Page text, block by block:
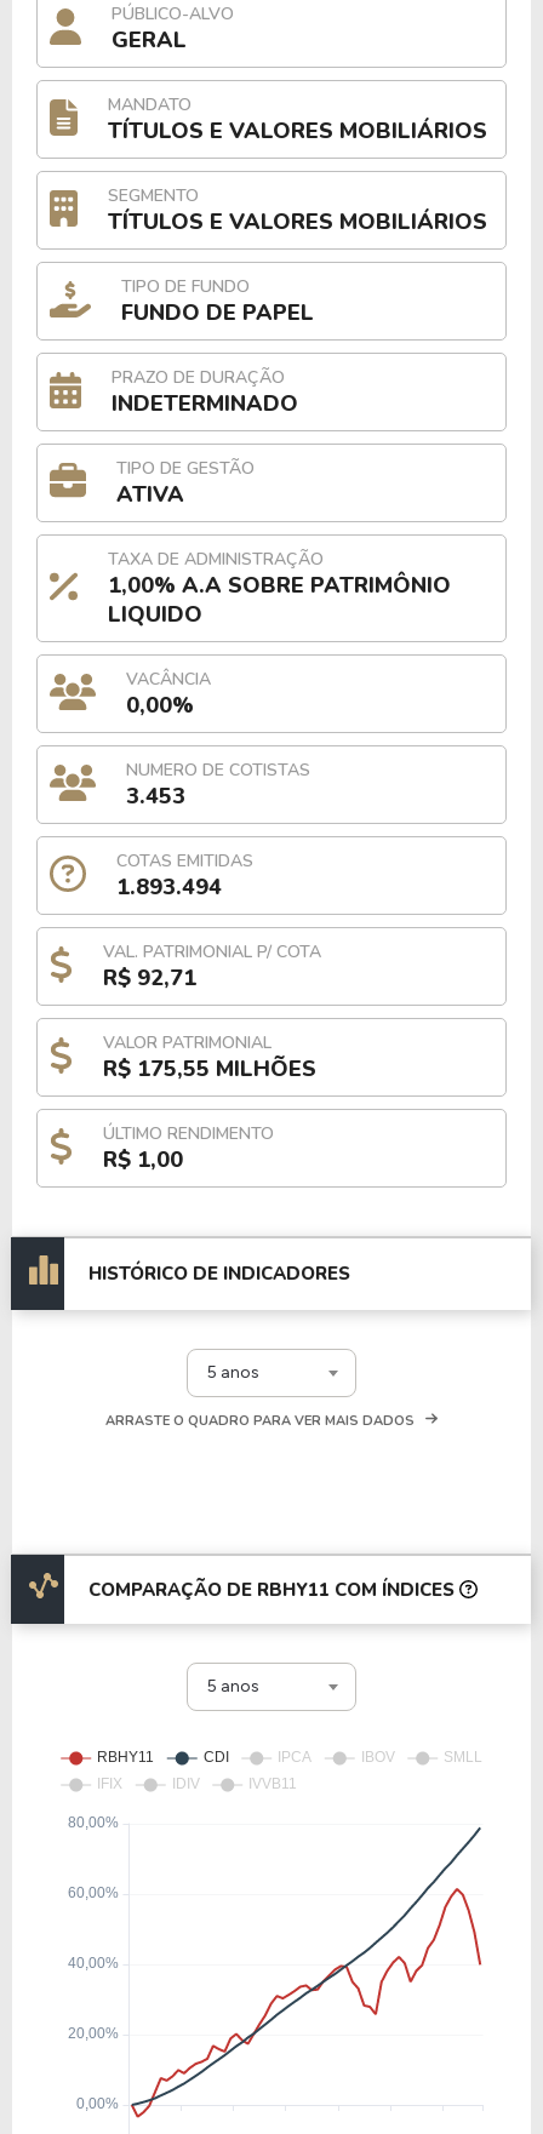
PÚBLICO-ALVO
GERAL
MANDATO
TÍTULOS E VALORES MOBILIÁRIOS
SEGMENTO
TÍTULOS E VALORES MOBILIÁRIOS
TIPO DE FUNDO
FUNDO DE PAPEL
PRAZO DE DURAÇÃO
INDETERMINADO
TIPO DE GESTÃO
ATIVA
TAXA DE ADMINISTRAÇÃO
1,00% A.A SOBRE PATRIMÔNIO
LIQUIDO
VACÂNCIA
0,00%
NUMERO DE COTISTAS
3.453
COTAS EMITIDAS
1.893.494
VAL. PATRIMONIAL P/ COTA
R$ 92,71
VALOR PATRIMONIAL
R$ 175,55 MILHÕES
ÚLTIMO RENDIMENTO
R$ 1,00
HISTÓRICO DE INDICADORES
5 anos
ARRASTE O QUADRO PARA VER MAIS DADOS
COMPARAÇÃO DE RBHY11 COM ÍNDICES
5 anos